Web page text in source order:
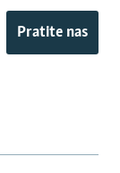
Pratite nas